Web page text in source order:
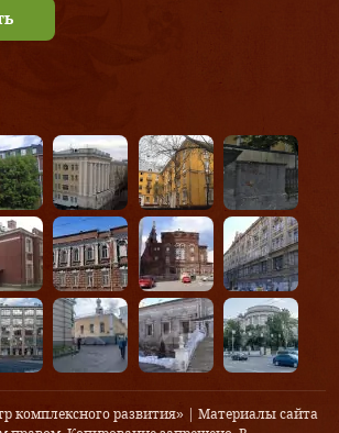
комплексного развития» | Материалы сайта